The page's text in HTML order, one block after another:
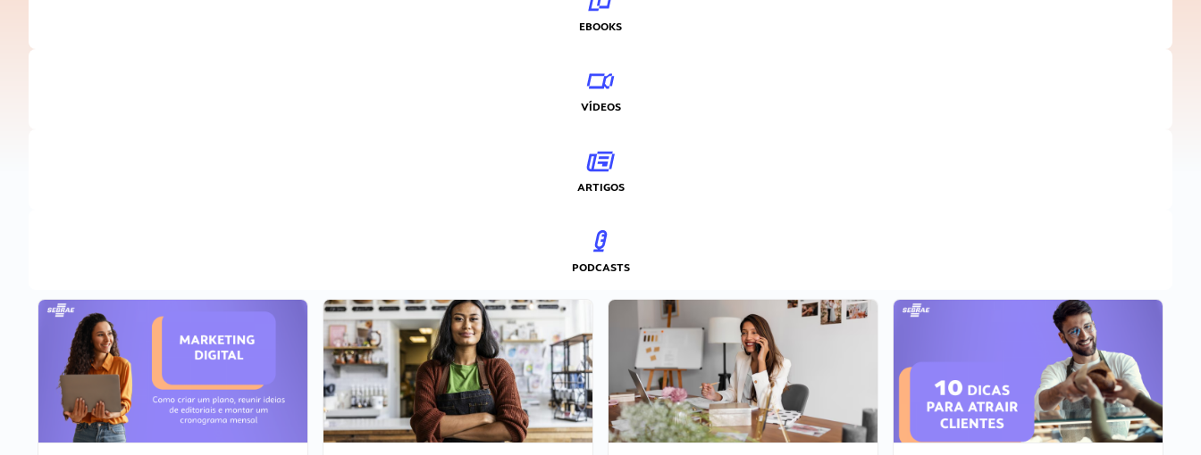
EBOOKS
VÍDEOS
ARTIGOS
PODCASTS